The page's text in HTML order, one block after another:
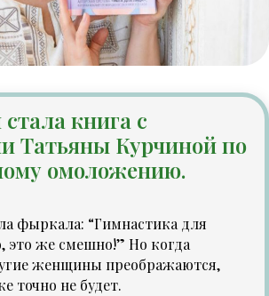
книга с
Татьяны Курчиной по
омоложению.
фыркала: “Гимнастика для
это же смешно!” Но когда
женщины преображаются,
точно не будет.